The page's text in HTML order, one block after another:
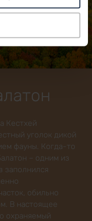
Кестхей
уголок дикой
фауны. Когда-то
– одним из
заполнился
обильно
В настоящее
охраняемый